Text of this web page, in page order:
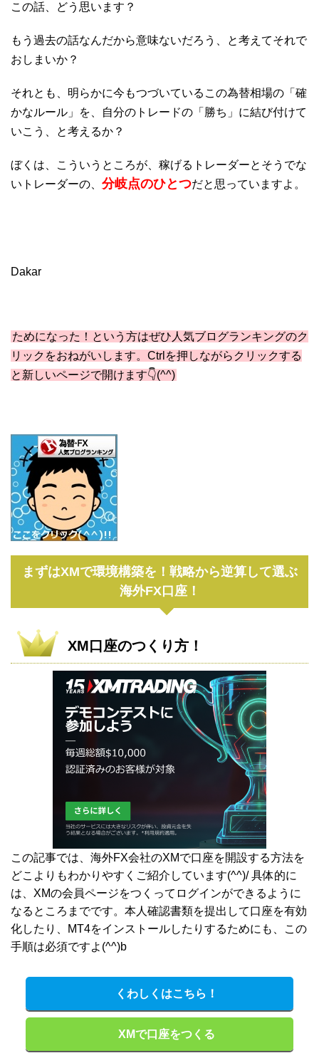
この話、どう思います？
もう過去の話なんだから意味ないだろう、と考えてそれで
おしまいか？
それとも、明らかに今もつづいているこの為替相場の「確
かなルール」を、自分のトレードの「勝ち」に結び付けて
いこう、と考えるか？
ぼくは、こういうところが、稼げるトレーダーとそうでな
いトレーダーの、 分岐点のひとつだと思っていますよ。
Dakar
ためになった！という方はぜひ人気ブログランキングのク
リックをおねがいします。Ctrlを押しながらクリックする
と新しいページで開けます👇(^^)
まずはXMで環境構築を！戦略から逆算して選ぶ
海外FX口座！
XM口座のつくり方！
この記事では、海外FX会社のXMで口座を開設する方法を
どこよりもわかりやすくご紹介しています(^^)/ 具体的に
は、XMの会員ページをつくってログインができるように
なるところまでです。本人確認書類を提出して口座を有効
化したり、MT4をインストールしたりするためにも、この
手順は必須ですよ(^^)b
くわしくはこちら！
XMで口座をつくる